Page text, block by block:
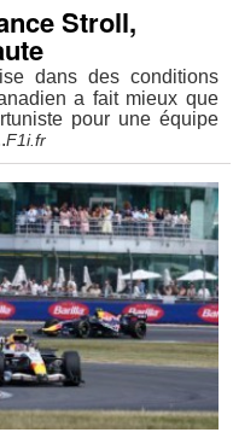
Stroll,
dans des conditions
a fait mieux que
pour une équipe
F1i.fr